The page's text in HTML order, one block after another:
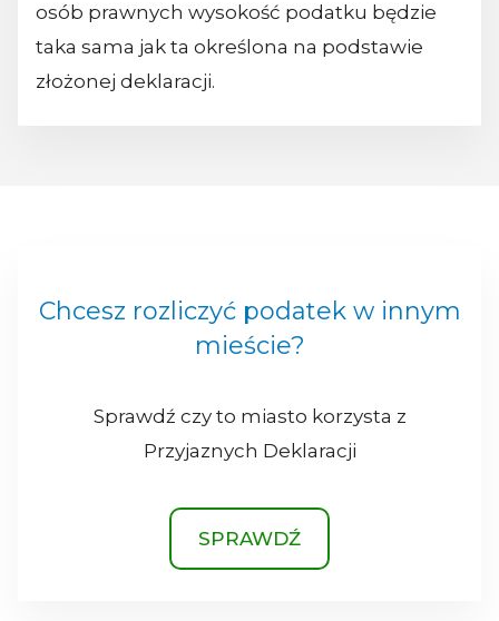
osób prawnych wysokość podatku będzie
taka sama jak ta określona na podstawie
złożonej deklaracji.
Chcesz rozliczyć podatek w innym
mieście?
Sprawdź czy to miasto korzysta z
Przyjaznych Deklaracji
SPRAWDŹ